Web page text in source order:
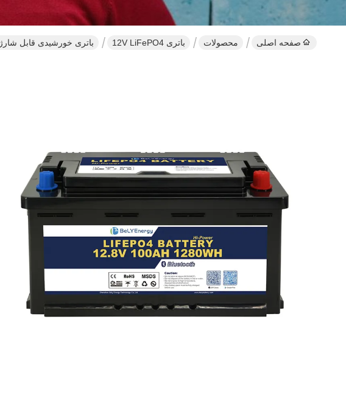
صفحه اصلی محصولات باتری 12V LiFePO4 باتری خورشیدی قابل شارژ 12 ولت 100 آمپر ساعت Bely Energy با BMS داخلی برای وسایل نقلیه برقی RV و دریایی